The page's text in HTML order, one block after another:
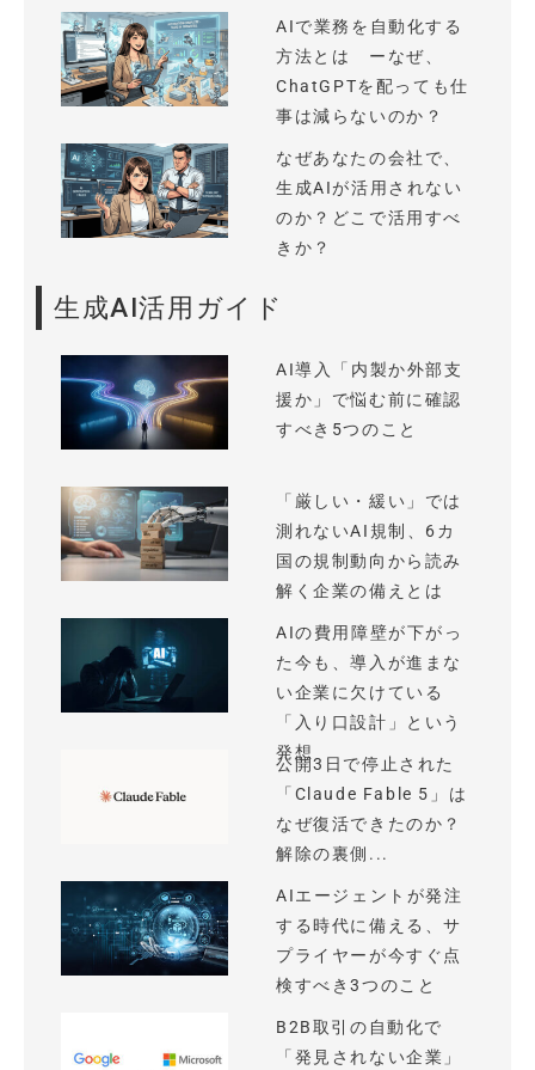
AIで業務を自動化する
方法とは ーなぜ、
ChatGPTを配っても仕
事は減らないのか？
なぜあなたの会社で、
生成AIが活用されない
のか？どこで活用すべ
きか？
生成AI活用ガイド
AI導入「内製か外部支
援か」で悩む前に確認
すべき5つのこと
「厳しい・緩い」では
測れないAI規制、6カ
国の規制動向から読み
解く企業の備えとは
AIの費用障壁が下がっ
た今も、導入が進まな
い企業に欠けている
「入り口設計」という
発想
公開3日で停止された
「Claude Fable 5」は
なぜ復活できたのか？
解除の裏側...
AIエージェントが発注
する時代に備える、サ
プライヤーが今すぐ点
検すべき3つのこと
B2B取引の自動化で
「発見されない企業」